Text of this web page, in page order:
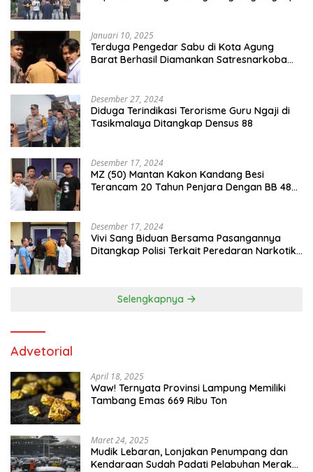
Januari 10, 2025
Terduga Pengedar Sabu di Kota Agung
Barat Berhasil Diamankan Satresnarkoba
Desember 27, 2024
Diduga Terindikasi Terorisme Guru Ngaji di
Tasikmalaya Ditangkap Densus 88
Desember 17, 2024
MZ (50) Mantan Kakon Kandang Besi
Terancam 20 Tahun Penjara Dengan BB 48
Desember 17, 2024
Vivi Sang Biduan Bersama Pasangannya
Ditangkap Polisi Terkait Peredaran Narkotika
Selengkapnya
Advetorial
April 18, 2025
Waw! Ternyata Provinsi Lampung Memiliki
Tambang Emas 669 Ribu Ton
Maret 24, 2025
Mudik Lebaran, Lonjakan Penumpang dan
Kendaraan Sudah Padati Pelabuhan Merak